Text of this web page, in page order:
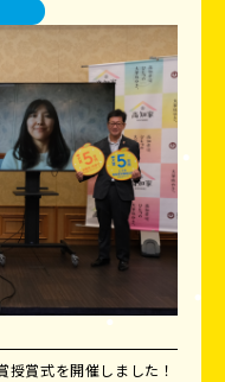
授賞式を開催しました！